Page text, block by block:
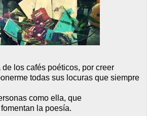
de los cafés poéticos, por creer
todas sus locuras que siempre
como ella, que
la poesía.